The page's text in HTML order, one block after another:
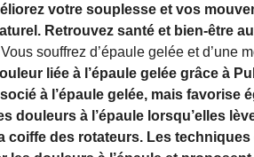
votre souplesse et vos
Retrouvez santé et bien-être
Vous souffrez d’épaule gelée et d’une
liée à l’épaule gelée grâce à
à l’épaule gelée, mais
douleurs à l’épaule lorsqu’elles
coiffe des rotateurs. Les